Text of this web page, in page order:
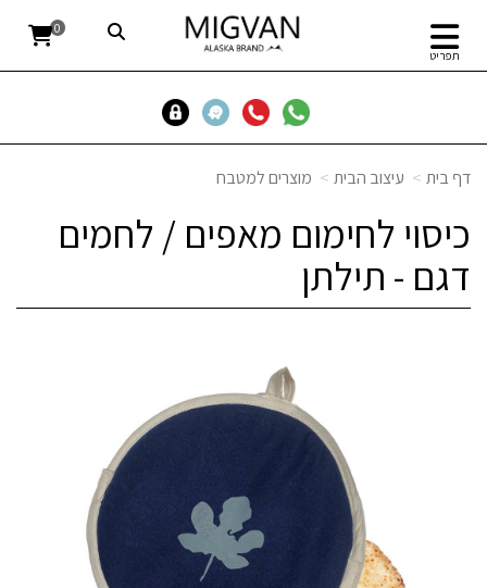
תפריט
0
דף בית עיצוב הבית מוצרים למטבח
כיסוי לחימום מאפים / לחמים
דגם - תילתן